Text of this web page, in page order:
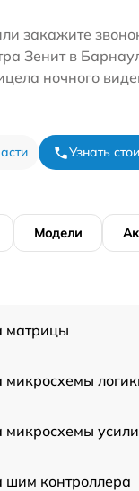
закажите
Зенит в
ночного
Узнать
Модели
матрицы
микросхемы
шим контроллера